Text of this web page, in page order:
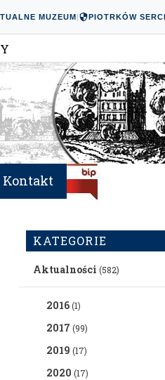
MUZEUM| PIOTRKÓW
Kontakt
KATEGORIE
Aktualności (582)
2016(1)
2017 (99)
2019 (17)
2020 (17)